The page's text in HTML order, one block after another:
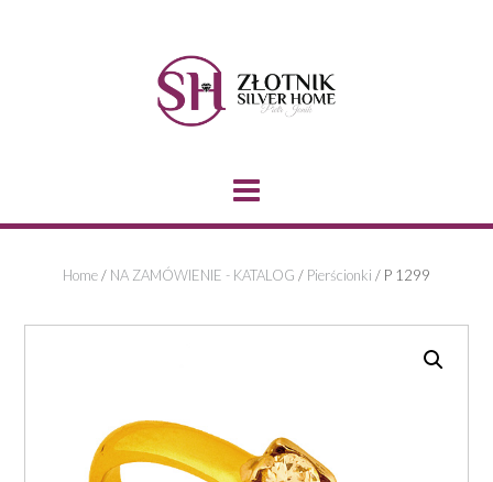
Home/ NA ZAMÓWIENIE - KATALOG / Pierścionki / P 1299